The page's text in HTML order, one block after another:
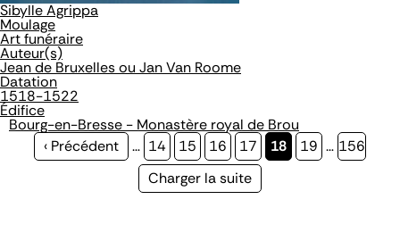
Sibylle Agrippa
Moulage
Art funéraire
Auteur(s)
Jean de Bruxelles ou Jan Van Roome
Datation
1518-1522
Édifice
Bourg-en-Bresse - Monastère royal de Brou
Page
‹ Précédent … Page
14 Page
15 Page
16 Page
17
Page
18 Page
19 … Page
156
Page
Charger la suite